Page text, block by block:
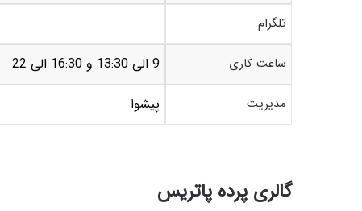
تلگرام
ساعت کاری 9 الی 13:30 و 16:30 الی 22
مدیریت پیشوا
گالری پرده پاتریس